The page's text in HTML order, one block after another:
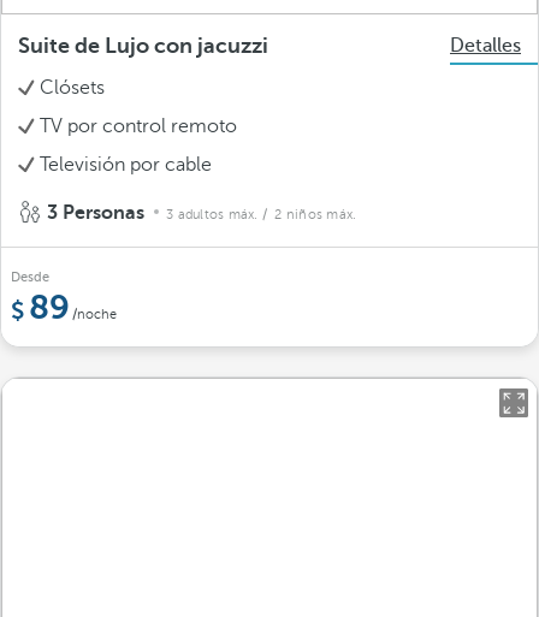
Suite de Lujo con jacuzzi
Detalles
Clósets
TV por control remoto
Televisión por cable
3 Personas 3 adultos máx. / 2 niños máx.
Desde
89 /noche